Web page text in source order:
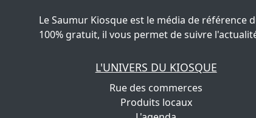
Le Saumur Kiosque est le média de référence
100% gratuit, il vous permet de suivre
L'UNIVERS DU KIOSQUE
Rue des commerces
Produits locaux